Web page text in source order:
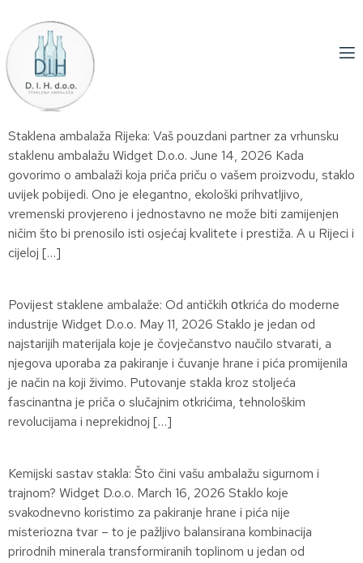
Staklena ambalaža Rijeka: Vaš pouzdani partner za vrhunsku
staklenu ambalažu Widget D.o.o. June 14, 2026 Kada
govorimo o ambalaži koja priča priču o vašem proizvodu, staklo
uvijek pobijedi. Ono je elegantno, ekološki prihvatljivo,
vremenski provjereno i jednostavno ne može biti zamijenjen
ničim što bi prenosilo isti osjećaj kvalitete i prestiža. A u Rijeci i
cijeloj […]
Povijest staklene ambalaže: Od antičkih оtkrića do moderne
industrije Widget D.o.o. May 11, 2026 Staklo je jedan od
najstarijih materijala koje je čovječanstvo naučilo stvarati, a
njegova uporaba za pakiranje i čuvanje hrane i pića promijenila
je način na koji živimo. Putovanje stakla kroz stoljeća
fascinantna je priča o slučajnim otkrićima, tehnološkim
revolucijama i neprekidnoj […]
Kemijski sastav stakla: Što čini vašu ambalažu sigurnom i
trajnom? Widget D.o.o. March 16, 2026 Staklo koje
svakodnevno koristimo za pakiranje hrane i pića nije
misteriozna tvar – to je pažljivo balansirana kombinacija
prirodnih minerala transformiranih toplinom u jedan od